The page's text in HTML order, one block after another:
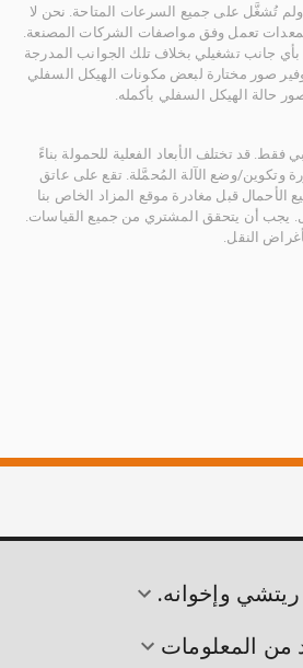
تُشغَّل على جميع السرعات المتاحة. نحن لا
تعمل وفق مواصفات الشركات المصنعة.
جانب تشغيلي بخلاف تلك الجوانب المدرجة
صور مختارة لبعض مكونات الهيكل السفلي
حالة الهيكل السفلي بأكمله.
قد تختلف الأبعاد الفعلية للحمولة بناءً
وتكوين/وضع الآلة المُحمَّلة. تقع على عاتق
قبل مغادرة موقع المزاد الخاص بنا
يجب أن يتحقق المشتري من جميع القياسات.
النقل.
وإخوانه.
من المعلومات